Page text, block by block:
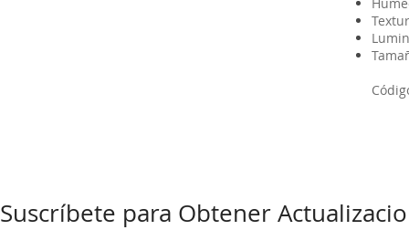
Suscríbete para Obtener